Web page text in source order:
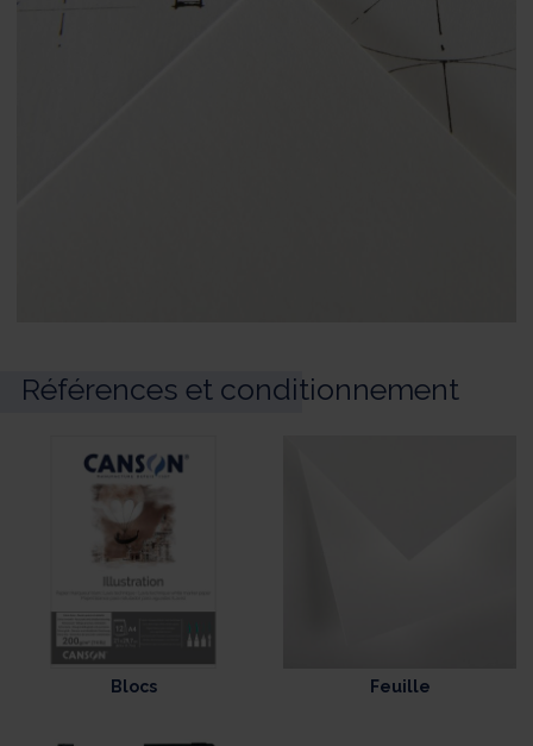
Références et conditionnement
Blocs Feuille